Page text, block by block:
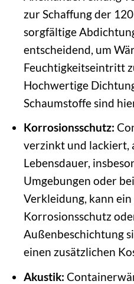
zur Schaffung der
sorgfältige
entscheidend, um
Feuchtigkeitseintritt
Hochwertige
Schaumstoffe sind
Korrosionsschutz:
verzinkt und lackiert,
Lebensdauer,
Umgebungen oder
Verkleidung, kann
Korrosionsschutz
Außenbeschichtung
einen zusätzlichen
Akustik: